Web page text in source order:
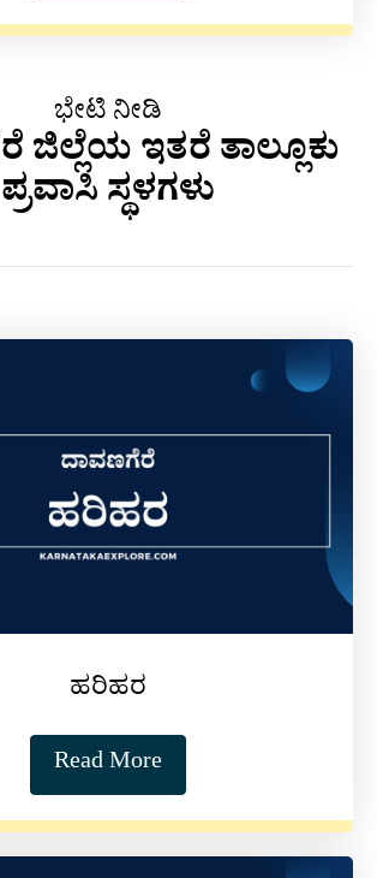
ಭೇಟಿ ನೀಡಿ
ಜಿಲ್ಲೆಯ ಇತರೆ ತಾಲ್ಲೂಕು
ಪ್ರವಾಸಿ ಸ್ಥಳಗಳು
ಹರಿಹರ
Read More